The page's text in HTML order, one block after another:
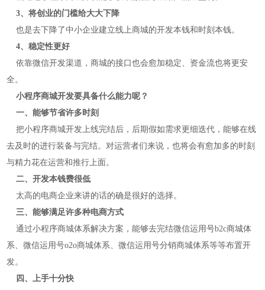
3、将创业的门槛给大大下降
也是去下降了中小企业建立线上商城的开发本钱和时刻本钱。
4、稳定性更好
依靠微信开发渠道，商城的接口也会愈加稳定、资金流也将更安
全。
小程序商城开发要具备什么能力呢？
一、能够节省许多时刻
把小程序商城开发上线完结后，后期假如需求更细迭代，能够在线
去及时的进行装备与完结。对运营者们来说，也将会有愈加多的时刻
与精力花在运营和推行上面。
二、开发本钱费很低
太高的电商企业来讲的话的确是很好的选择。
三、能够满足许多种电商方式
通过小程序商城体系解决方案，能够去完结微信运用号b2c商城体
系、微信运用号o2o商城体系、微信运用号分销商城体系等等布置开
发。
四、上手十分快